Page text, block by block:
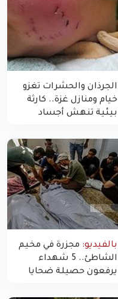
الجرذان والحشرات تغزو
خيام ومنازل غزة.. كارثة
بيئية تنهش أجساد
بالفيديو: مجزرة في مخيم
الشاطئ.. 5 شهداء
يرفعون حصيلة ضحايا